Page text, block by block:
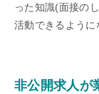
った知識(面接の
活動できるように
非公開求人が